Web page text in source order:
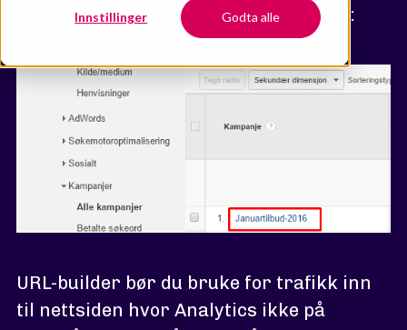
Innstillinger Godta alle
Under "Alle kampanjer" vil du se dette:
URL-builder bør du bruke for trafikk inn
til nettsiden hvor Analytics ikke på